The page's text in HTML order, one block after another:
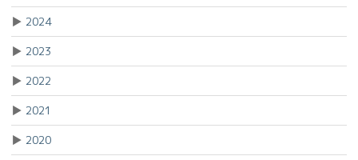
▶ 2024
▶ 2023
▶ 2022
▶ 2021
▶ 2020